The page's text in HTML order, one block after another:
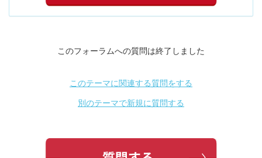
このフォーラムへの質問は終了しました
このテーマに関連する質問をする
別のテーマで新規に質問する